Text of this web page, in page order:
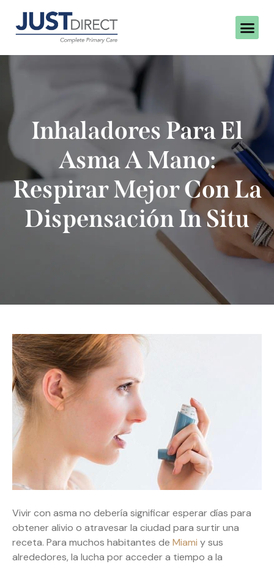
Inhaladores Para El
Asma A Mano:
Respirar Mejor Con La
Dispensación In Situ
Vivir con asma no debería significar esperar días para
obtener alivio o atravesar la ciudad para surtir una
receta. Para muchos habitantes de Miami y sus
alrededores, la lucha por acceder a tiempo a la